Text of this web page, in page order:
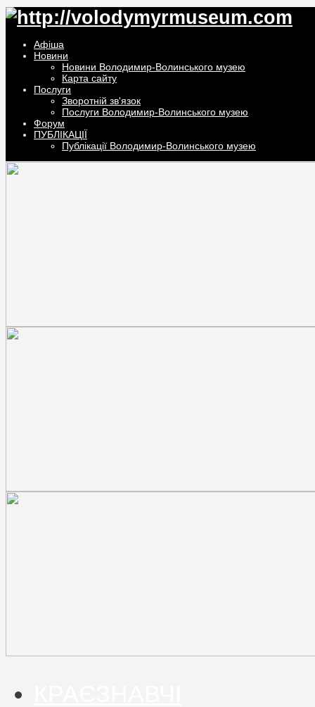
Афiша
Новини
Новини Володимир-Волинського музею
Карта сайту
Послуги
Зворотній зв'язок
Послуги Володимир-Волинського музею
Форум
ПУБЛІКАЦІЇ
Публікації Володимир-Волинського музею